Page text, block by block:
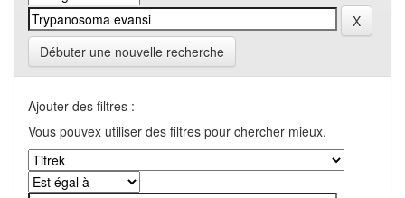
Débuter une nouvelle recherche
Ajouter des filtres :
Vous pouvex utiliser des filtres pour chercher mieux.